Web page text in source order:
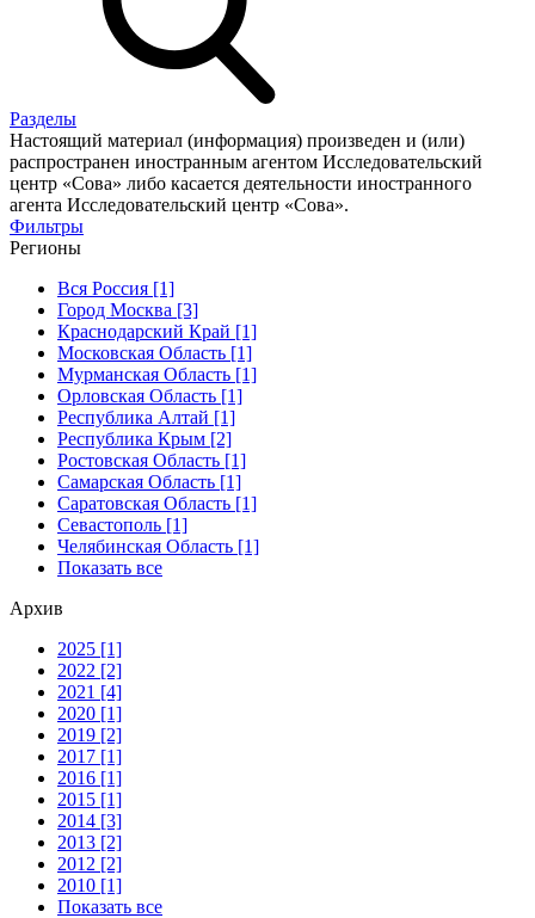
Разделы
Настоящий материал (информация) произведен и (или)
распространен иностранным агентом Исследовательский
центр «Сова» либо касается деятельности иностранного
агента Исследовательский центр «Сова».
Фильтры
Регионы
Вся Россия [1]
Город Москва [3]
Краснодарский Край [1]
Московская Область [1]
Мурманская Область [1]
Орловская Область [1]
Республика Алтай [1]
Республика Крым [2]
Ростовская Область [1]
Самарская Область [1]
Саратовская Область [1]
Севастополь [1]
Челябинская Область [1]
Показать все
Архив
2025 [1]
2022 [2]
2021 [4]
2020 [1]
2019 [2]
2017 [1]
2016 [1]
2015 [1]
2014 [3]
2013 [2]
2012 [2]
2010 [1]
Показать все